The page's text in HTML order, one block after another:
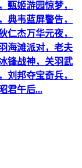
甄姬游园惊梦，
典韦蓝屏警告，
仁杰万华元夜，
海滩派对，老夫
锋战神，关羽武
刘邦夺宝奇兵，
君午后...